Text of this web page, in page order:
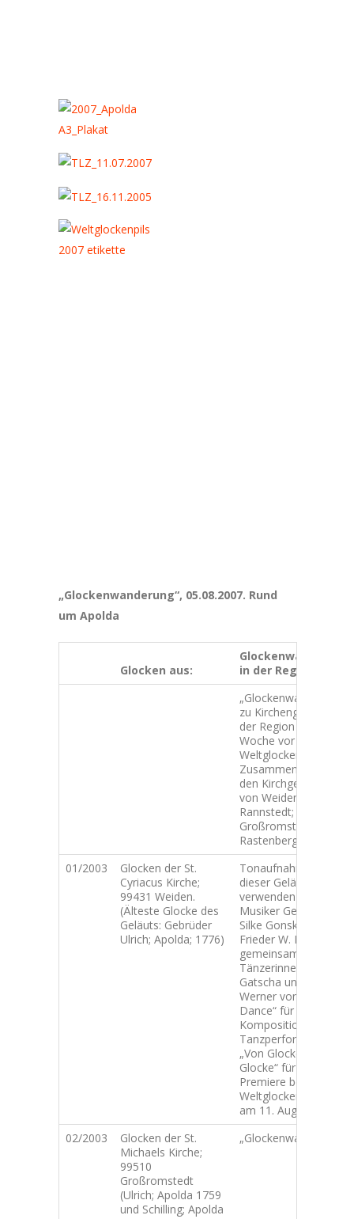
„Glockenwanderung“, 05.08.2007. Rund
um Apolda
Glocken aus:
Glockenwanderung
in der Region:
„Glockenwanderung“
zu Kirchenglocken
der Region eine
Woche vor dem
Weltglockengeläut. In
Zusammenarbeit mit
den Kirchgemeinden
von Weiden;
Rannstedt;
Großromstedt und
Rastenberg.
01/2003
Glocken der St.
Cyriacus Kirche;
99431 Weiden.
(Älteste Glocke des
Geläuts: Gebrüder
Ulrich; Apolda; 1776)
Tonaufnahmen
dieser Geläute
verwenden die
Musiker Gert Anklam;
Silke Gonska und
Frieder W. Bergner
gemeinsam mit den
Tänzerinnen Beate
Gatscha und Madlen
Werner von „Devi
Dance“ für die
Komposition und
Tanzperformance
„Von Glocke zu
Glocke“ für die
Premiere beim
Weltglockengeläut
am 11. August.
02/2003
Glocken der St.
Michaels Kirche;
99510
Großromstedt
(Ulrich; Apolda 1759
und Schilling; Apolda
„Glockenwanderung“